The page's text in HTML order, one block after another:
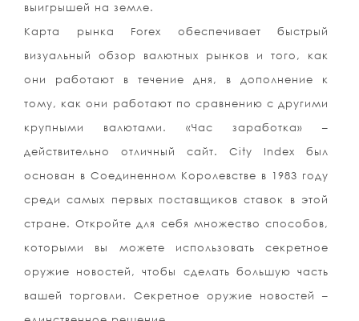
выигрышей на земле.
Карта рынка Forex обеспечивает быстрый
визуальный обзор валютных рынков и того, как
они работают в течение дня, в дополнение к
тому, как они работают по сравнению с другими
крупными валютами. «Час заработка» –
действительно отличный сайт. City Index был
основан в Соединенном Королевстве в 1983 году
среди самых первых поставщиков ставок в этой
стране. Откройте для себя множество способов,
которыми вы можете использовать секретное
оружие новостей, чтобы сделать большую часть
вашей торговли. Секретное оружие новостей –